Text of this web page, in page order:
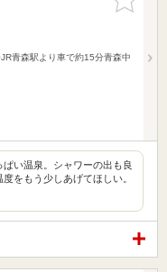
りに追加
青森駅より車で約15分青森中
い温泉。シャワーの出も良
をもう少しあげてほしい。